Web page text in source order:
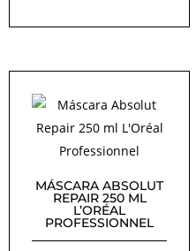
MÁSCARA ABSOLUT
REPAIR 250 ML
L’ORÉAL
PROFESSIONNEL